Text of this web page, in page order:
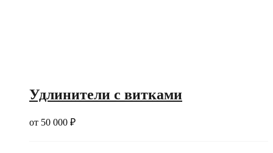
Удлинители с витками
от 50 000 ₽